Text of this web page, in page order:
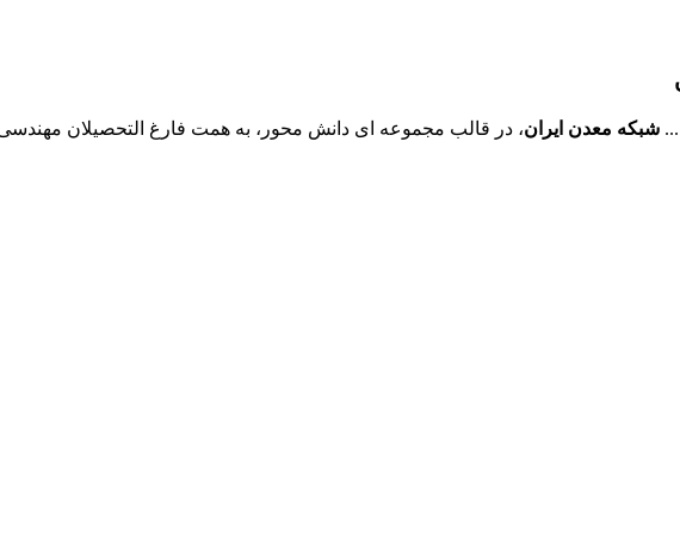
شبکه معدن ایران ، در قالب مجموعه ای دانش محور، به همت فارغ­ التحصیلان مهندسی معدن دانشگاه ­های تهران و صنعتی امیرکبیر و به منظور برقراری ارتباط موثر ...